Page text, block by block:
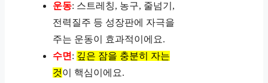
운동: 스트레칭, 농구, 줄넘기,
전력질주 등 성장판에 자극을
주는 운동이 효과적이에요.
수면 : 깊은 잠을 충분히 자는
것이 핵심이에요.